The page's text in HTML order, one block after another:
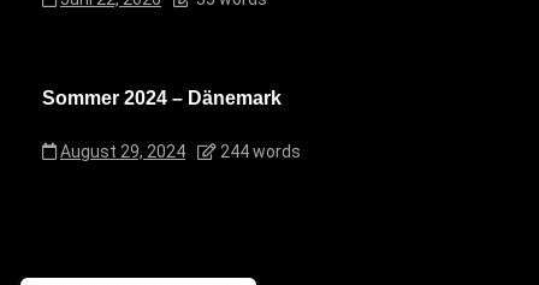
Sommer 2024 – Dänemark
August 29, 2024 244 words